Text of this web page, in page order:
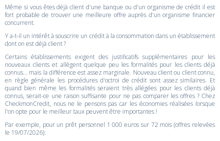
Même si vous êtes déjà client d'une banque ou d'un organisme de crédit il est
fort probable de trouver une meilleure offre auprès d'un organisme financier
concurrent.
Y a-t-il un intérêt à souscrire un crédit à la consommation dans un établissement
dont on est déjà client ?
Certains établissements exigent des justificatifs supplémentaires pour les
nouveaux clients et allègent quelque peu les formalités pour les clients déjà
connus... mais la différence est assez marginale. Nouveau client ou client connu,
en règle générale les procédures d'octroi de crédit sont assez similaires. Et
quand bien même les formalités seraient très allégées pour les clients déjà
connus, serait-ce une raison suffisante pour ne pas comparer les offres ? Chez
CheckmonCredit, nous ne le pensons pas car les économies réalisées lorsque
l'on opte pour le meilleur taux peuvent être importantes !
Par exemple, pour un prêt personnel 1 000 euros sur 72 mois (offres relevées
le 19/07/2026):